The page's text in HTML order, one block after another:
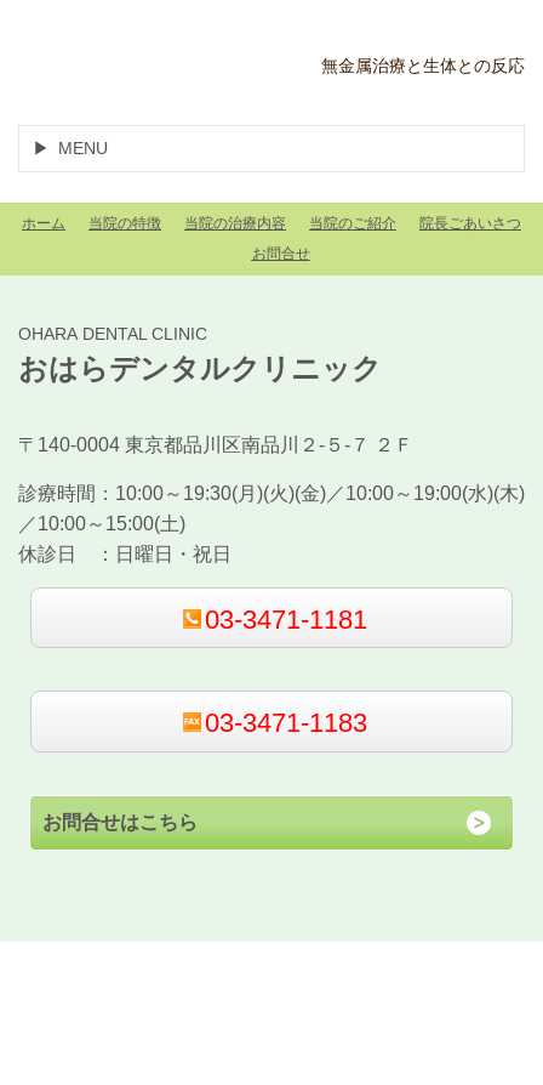
無金属治療と生体との反応
MENU
ホーム 当院の特徴 当院の治療内容 当院のご紹介
院長ごあいさつ
お問合せ
OHARA DENTAL CLINIC
おはらデンタルクリニック
〒140-0004 東京都品川区南品川２-５-７ ２Ｆ
診療時間： 10:00～19:30(月)(火)(金)／10:00～19:00(水)(木)
／10:00～15:00(土)
休診日 ： 日曜日・祝日
03-3471-1181
03-3471-1183
お問合せはこちら